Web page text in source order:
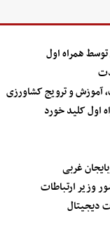
آموزش و ترویج کشاورزی
اول کلید خورد
دیجیتال